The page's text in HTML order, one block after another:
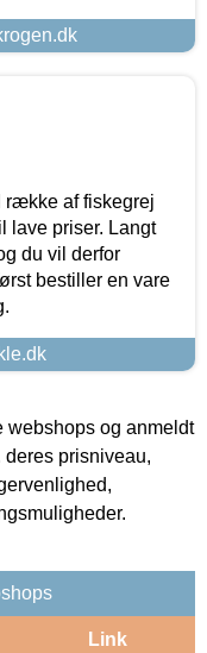
række af fiskegrej
lave priser. Langt
du vil derfor
bestiller en vare
og anmeldt
deres prisniveau,
Link